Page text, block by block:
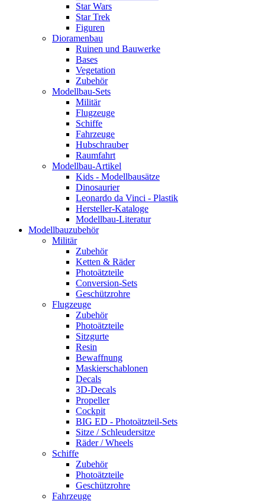
Star Wars
Star Trek
Figuren
Dioramenbau
Ruinen und Bauwerke
Bases
Vegetation
Zubehör
Modellbau-Sets
Militär
Flugzeuge
Schiffe
Fahrzeuge
Hubschrauber
Raumfahrt
Modellbau-Artikel
Kids - Modellbausätze
Dinosaurier
Leonardo da Vinci - Plastik
Hersteller-Kataloge
Modellbau-Literatur
Modellbauzubehör
Militär
Zubehör
Ketten & Räder
Photoätzteile
Conversion-Sets
Geschützrohre
Flugzeuge
Zubehör
Photoätzteile
Sitzgurte
Resin
Bewaffnung
Maskierschablonen
Decals
3D-Decals
Propeller
Cockpit
BIG ED - Photoätzteil-Sets
Sitze / Schleudersitze
Räder / Wheels
Schiffe
Zubehör
Photoätzteile
Geschützrohre
Fahrzeuge